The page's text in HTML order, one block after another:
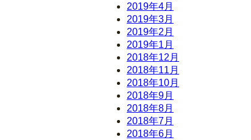
2019年4月
2019年3月
2019年2月
2019年1月
2018年12月
2018年11月
2018年10月
2018年9月
2018年8月
2018年7月
2018年6月